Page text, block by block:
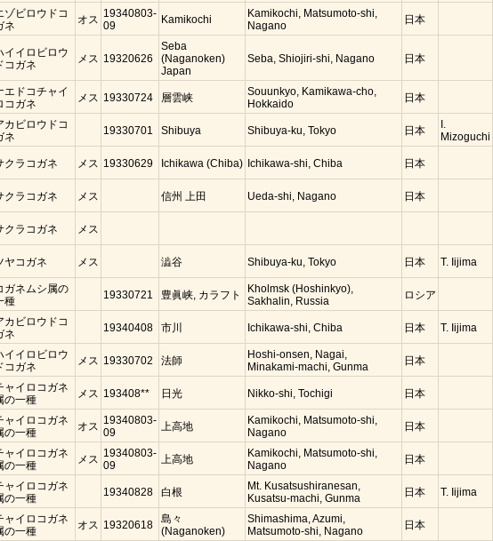
ゾビロウドコ
ネ
オス 19340803-
09
Kamikochi
Kamikochi, Matsumoto-shi,
Nagano
日本
イイロビロウ
コガネ
メス 19320626
Seba
(Naganoken)
Japan
Seba, Shiojiri-shi, Nagano 日本
エドコチャイ
コガネ
メス 19330724 層雲峡
Souunkyo, Kamikawa-cho,
Hokkaido
日本
カビロウドコ
ネ
19330701 Shibuya Shibuya-ku, Tokyo 日本
I.
Mizoguchi
クラコガネ メス 19330629 Ichikawa (Chiba) Ichikawa-shi, Chiba 日本
クラコガネ メス 信州 上田 Ueda-shi, Nagano 日本
クラコガネ メス
ヤコガネ メス 澁谷 Shibuya-ku, Tokyo 日本 T. Iijima
ガネムシ属の
種
19330721 豊眞峡, カラフト
Kholmsk (Hoshinkyo),
Sakhalin, Russia
ロシア
カビロウドコ
ネ
19340408 市川 Ichikawa-shi, Chiba 日本 T. Iijima
イイロビロウ
コガネ
メス 19330702 法師
Hoshi-onsen, Nagai,
Minakami-machi, Gunma
日本
ャイロコガネ
の一種
メス 193408** 日光 Nikko-shi, Tochigi 日本
ャイロコガネ
の一種
オス 19340803-
09
上高地
Kamikochi, Matsumoto-shi,
Nagano
日本
ャイロコガネ
の一種
メス 19340803-
09
上高地
Kamikochi, Matsumoto-shi,
Nagano
日本
ャイロコガネ
の一種
19340828 白根
Mt. Kusatsushiranesan,
Kusatsu-machi, Gunma
日本 T. Iijima
ャイロコガネ
の一種
オス 19320618
島々
(Naganoken)
Shimashima, Azumi,
Matsumoto-shi, Nagano
日本